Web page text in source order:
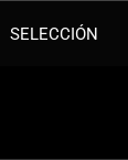
SELECCIÓN